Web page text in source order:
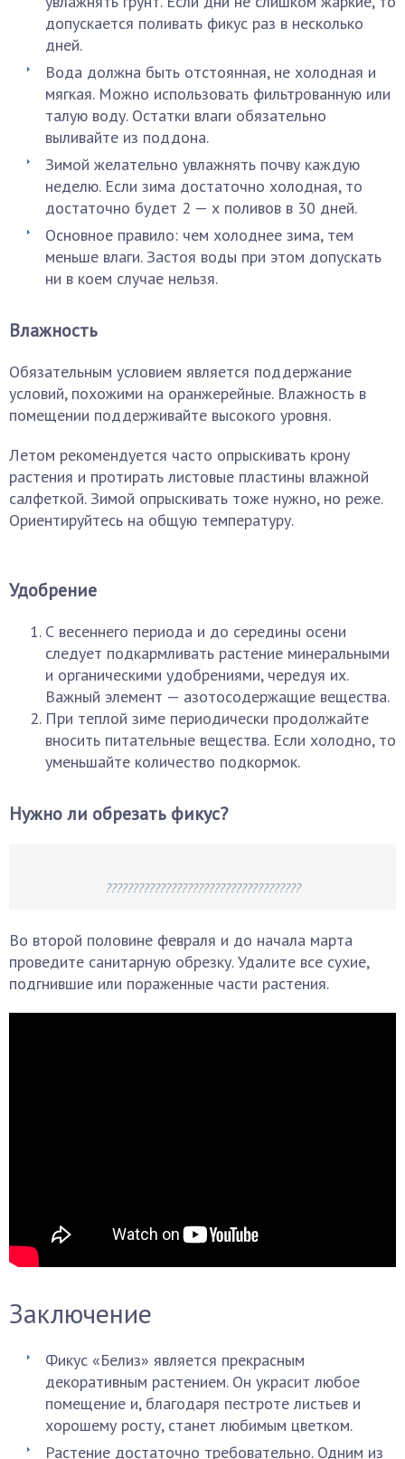
допускается поливать фикус раз в несколько
дней.
Вода должна быть отстоянная, не холодная и
мягкая. Можно использовать фильтрованную или
талую воду. Остатки влаги обязательно
выливайте из поддона.
Зимой желательно увлажнять почву каждую
неделю. Если зима достаточно холодная, то
достаточно будет 2 — х поливов в 30 дней.
Основное правило: чем холоднее зима, тем
меньше влаги. Застоя воды при этом допускать
ни в коем случае нельзя.
Влажность
Обязательным условием является поддержание
условий, похожими на оранжерейные. Влажность в
помещении поддерживайте высокого уровня.
Летом рекомендуется часто опрыскивать крону
растения и протирать листовые пластины влажной
салфеткой. Зимой опрыскивать тоже нужно, но реже.
Ориентируйтесь на общую температуру.
Удобрение
С весеннего периода и до середины осени
следует подкармливать растение минеральными
и органическими удобрениями, чередуя их.
Важный элемент — азотосодержащие вещества.
При теплой зиме периодически продолжайте
вносить питательные вещества. Если холодно, то
уменьшайте количество подкормок.
Нужно ли обрезать фикус?
????????????????????????????????????
Во второй половине февраля и до начала марта
проведите санитарную обрезку. Удалите все сухие,
подгнившие или пораженные части растения.
Заключение
Фикус «Белиз» является прекрасным
декоративным растением. Он украсит любое
помещение и, благодаря пестроте листьев и
хорошему росту, станет любимым цветком.
Растение достаточно требовательно. Одним из